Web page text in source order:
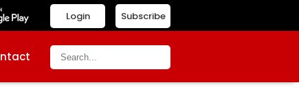
Subscribe
Login